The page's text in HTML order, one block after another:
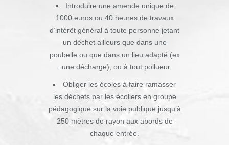
Introduire une amende unique de
1000 euros ou 40 heures de travaux
d’intérêt général à toute personne jetant
un déchet ailleurs que dans une
poubelle ou que dans un lieu adapté (ex
: une décharge), ou à tout pollueur.
Obliger les écoles à faire ramasser
les déchets par les écoliers en groupe
pédagogique sur la voie publique jusqu’à
250 mètres de rayon aux abords de
chaque entrée.